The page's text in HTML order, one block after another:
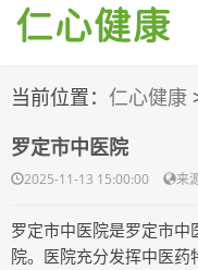
当前位置： 仁心健康
罗定市中医院
2025-11-13 15:00:00 来
罗定市中医院是罗定市
院。医院充分发挥中医